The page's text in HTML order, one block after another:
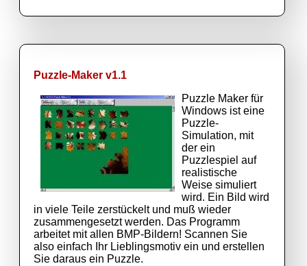
Puzzle-Maker v1.1
Puzzle Maker für
Windows ist eine
Puzzle-
Simulation, mit
der ein
Puzzlespiel auf
realistische
Weise simuliert
wird. Ein Bild wird
in viele Teile zerstückelt und muß wieder
zusammengesetzt werden. Das Programm
arbeitet mit allen BMP-Bildern! Scannen Sie
also einfach Ihr Lieblingsmotiv ein und erstellen
Sie daraus ein Puzzle.